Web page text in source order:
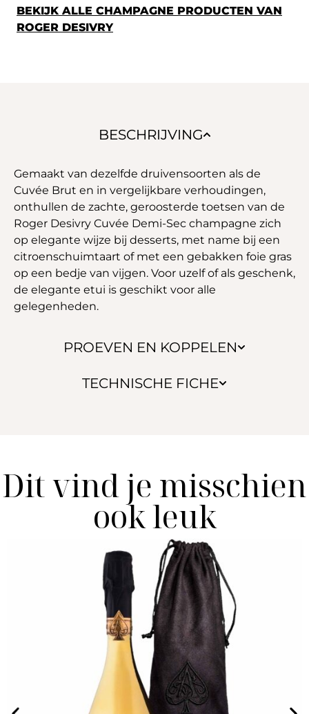
BEKIJK ALLE CHAMPAGNE PRODUCTEN VAN
ROGER DESIVRY
BESCHRIJVING
PROEVEN EN KOPPELEN
TECHNISCHE FICHE
Gemaakt van dezelfde druivensoorten als de
Cuvée Brut en in vergelijkbare verhoudingen,
onthullen de zachte, geroosterde toetsen van de
Roger Desivry Cuvée Demi-Sec champagne zich
op elegante wijze bij desserts, met name bij een
citroenschuimtaart of met een gebakken foie gras
op een bedje van vijgen. Voor uzelf of als geschenk,
de elegante etui is geschikt voor alle
gelegenheden.
Dit vind je misschien
ook leuk